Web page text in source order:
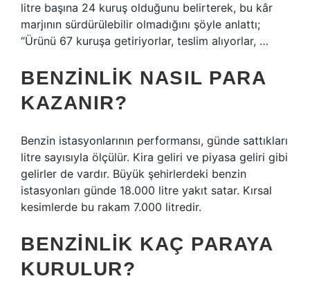
litre başına 24 kuruş olduğunu belirterek, bu kâr
marjının sürdürülebilir olmadığını şöyle anlattı;
“Ürünü 67 kuruşa getiriyorlar, teslim alıyorlar, …
BENZINLIK NASIL PARA
KAZANIR?
Benzin istasyonlarının performansı, günde sattıkları
litre sayısıyla ölçülür. Kira geliri ve piyasa geliri gibi
gelirler de vardır. Büyük şehirlerdeki benzin
istasyonları günde 18.000 litre yakıt satar. Kırsal
kesimlerde bu rakam 7.000 litredir.
BENZINLIK KAÇ PARAYA
KURULUR?